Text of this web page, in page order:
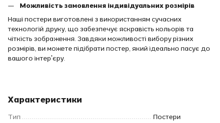
Можливість замовлення індивідуальних розмірів
Наші постери виготовлені з використанням сучасних
технологій друку, що забезпечує яскравість кольорів та
чіткість зображення. Завдяки можливості вибору різних
розмірів, ви можете підібрати постер, який ідеально пасує до
вашого інтер'єру.
Характеристики
Тип Постери